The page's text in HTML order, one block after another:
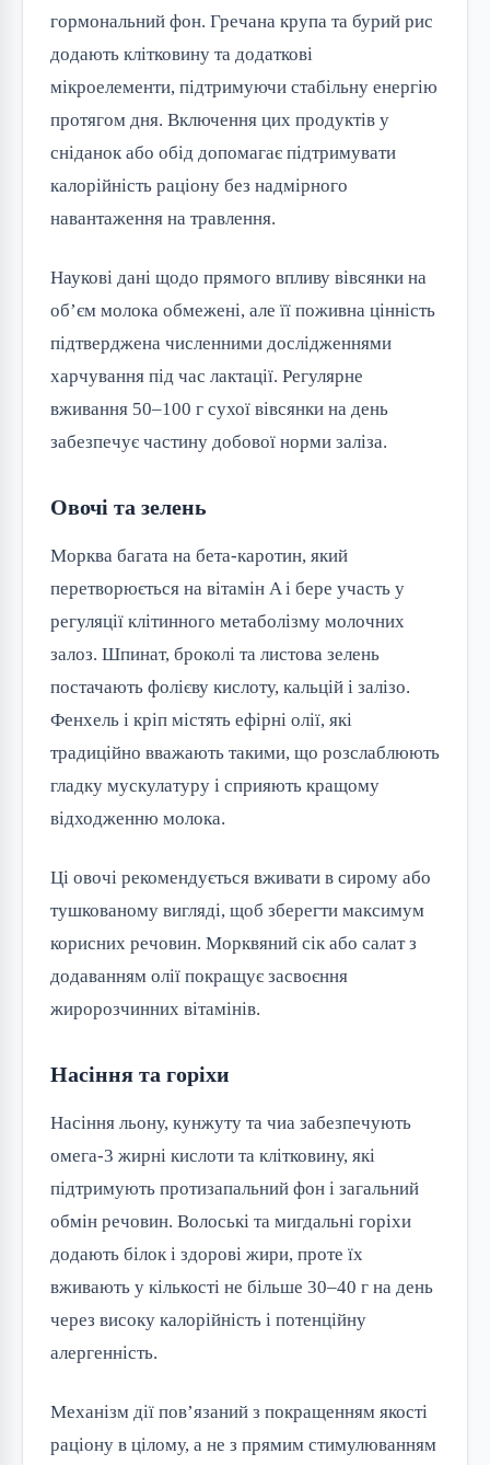
гормональний фон. Гречана крупа та бурий рис
додають клітковину та додаткові
мікроелементи, підтримуючи стабільну енергію
протягом дня. Включення цих продуктів у
сніданок або обід допомагає підтримувати
калорійність раціону без надмірного
навантаження на травлення.
Наукові дані щодо прямого впливу вівсянки на
об’єм молока обмежені, але її поживна цінність
підтверджена численними дослідженнями
харчування під час лактації. Регулярне
вживання 50–100 г сухої вівсянки на день
забезпечує частину добової норми заліза.
Овочі та зелень
Морква багата на бета-каротин, який
перетворюється на вітамін A і бере участь у
регуляції клітинного метаболізму молочних
залоз. Шпинат, броколі та листова зелень
постачають фолієву кислоту, кальцій і залізо.
Фенхель і кріп містять ефірні олії, які
традиційно вважають такими, що розслаблюють
гладку мускулатуру і сприяють кращому
відходженню молока.
Ці овочі рекомендується вживати в сирому або
тушкованому вигляді, щоб зберегти максимум
корисних речовин. Морквяний сік або салат з
додаванням олії покращує засвоєння
жиророзчинних вітамінів.
Насіння та горіхи
Насіння льону, кунжуту та чиа забезпечують
омега-3 жирні кислоти та клітковину, які
підтримують протизапальний фон і загальний
обмін речовин. Волоські та мигдальні горіхи
додають білок і здорові жири, проте їх
вживають у кількості не більше 30–40 г на день
через високу калорійність і потенційну
алергенність.
Механізм дії пов’язаний з покращенням якості
раціону в цілому, а не з прямим стимулюванням